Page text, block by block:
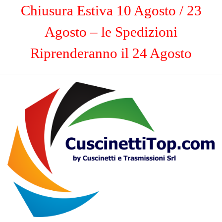
Chiusura Estiva 10 Agosto / 23
Agosto – le Spedizioni
Riprenderanno il 24 Agosto